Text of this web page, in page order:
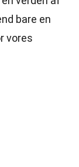
bare en
vores